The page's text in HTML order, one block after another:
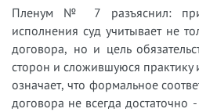
Пленум № 7 разъяснил:
исполнения суд учитывает не
договора, но и цель
сторон и сложившуюся
означает, что формальное
договора не всегда достаточно